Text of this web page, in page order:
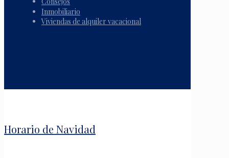
Inmobiliario
Viviendas de alquiler vacacional
Horario de Navidad